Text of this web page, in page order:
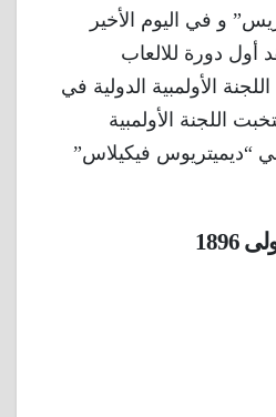
و في اليوم الأخير
أول دورة للالعاب
الأولمبية الدولية في
عام 1896 و انتخبت اللجنة الأولمبية
“ديميتريوس فيكيلاس”